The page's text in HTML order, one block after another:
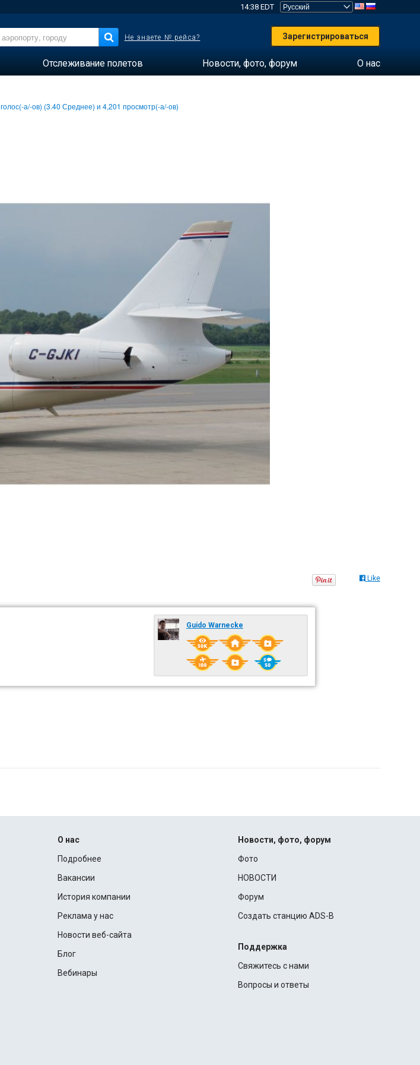
14:38 EDT
Не знаете № рейса? Зарегистрироваться
Отслеживание полетов Новости, фото, форум О нас
голос(-а/-ов) (3.40 Среднее) и4,201 просмотр(-а/-ов)
Like
Guido Warnecke
О нас
Подробнее
Вакансии
История компании
Реклама у нас
Новости веб-сайта
Блог
Вебинары
Новости, фото, форум
Фото
НОВОСТИ
Форум
Создать станцию ADS-B
Поддержка
Свяжитесь с нами
Вопросы и ответы